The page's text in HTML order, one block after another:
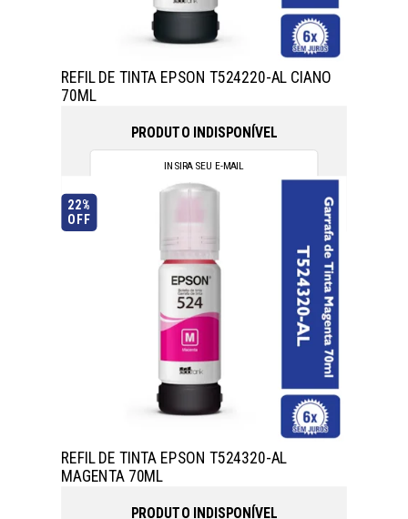
REFIL DE TINTA EPSON T524220-AL CIANO
70ML
PRODUTO INDISPONÍVEL
22%
OFF
REFIL DE TINTA EPSON T524320-AL
MAGENTA 70ML
PRODUTO INDISPONÍVEL